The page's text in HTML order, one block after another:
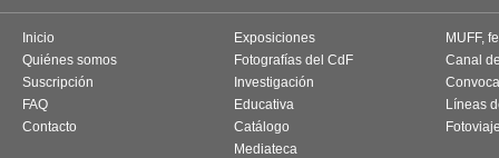
Inicio
Quiénes somos
Suscripción
FAQ
Contacto
Exposiciones
Fotografías del CdF
Investigación
Educativa
Catálogo
Mediateca
MUFF,
Canal
Líneas